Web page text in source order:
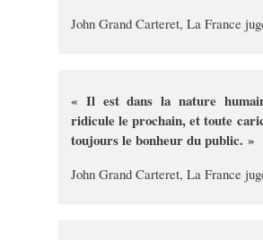
John Grand Carteret, La France
« Il est dans la nature
ridicule le prochain, et toute
toujours le bonheur du public. »
John Grand Carteret, La France